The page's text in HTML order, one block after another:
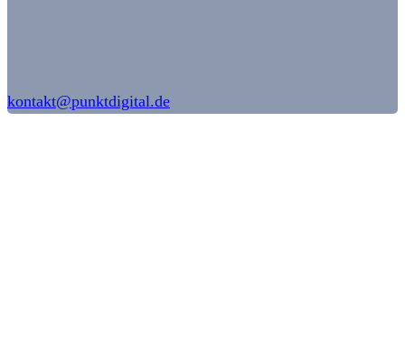
kontakt@punktdigital.de